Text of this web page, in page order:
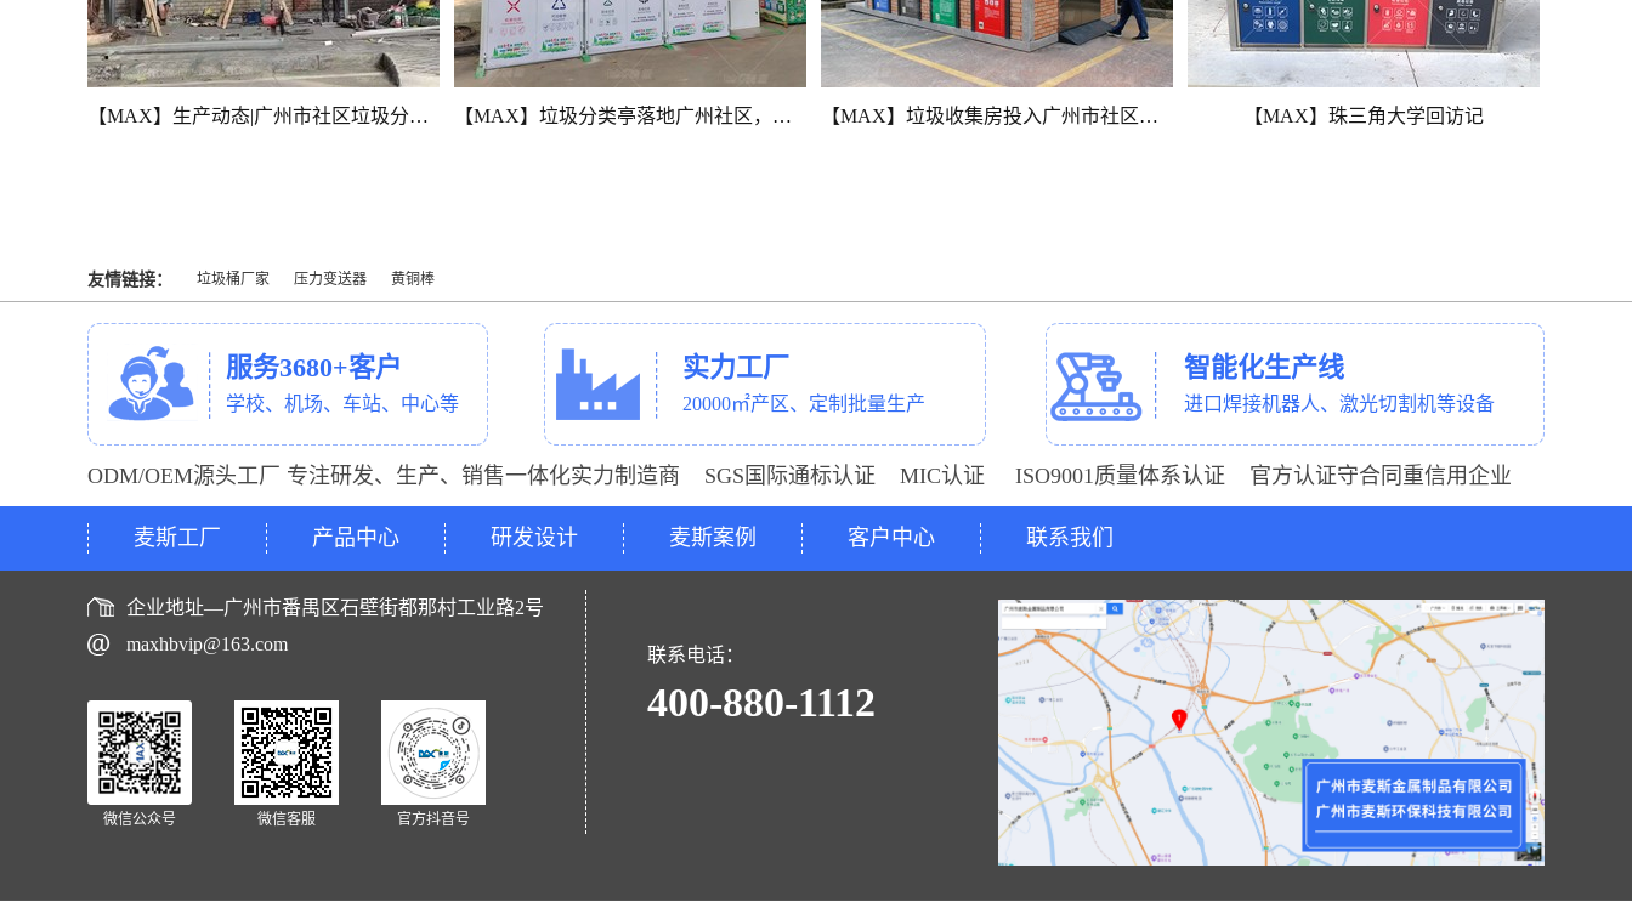
【MAX】生产动态|广州市社区垃圾分类房建设中 【MAX】垃圾分类亭落地广州社区，彰显绿色宜居环境 【MAX】垃圾收集房投入广州市社区使用 【MAX】珠三角大学回访记
友情链接： 垃圾桶厂家 压力变送器 黄铜棒
服务3680+客户
学校、机场、车站、中心等
实力工厂
20000㎡产区、定制批量生产
智能化生产线
进口焊接机器人、激光切割机等设备
ODM/OEM源头工厂 专注研发、生产、销售一体化实力制造商 SGS国际通标认证 MIC认证 ISO9001质量体系认证 官方认证守合同重信用企业
麦斯工厂 产品中心 研发设计 麦斯案例 客户中心 联系我们
企业地址—广州市番禺区石壁街都那村工业路2号
maxhbvip@163.com
微信公众号 微信客服 官方抖音号
联系电话：
400-880-1112